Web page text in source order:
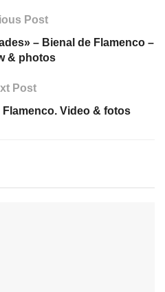
Post
– Bienal de Flamenco –
& photos
Post
Video & fotos